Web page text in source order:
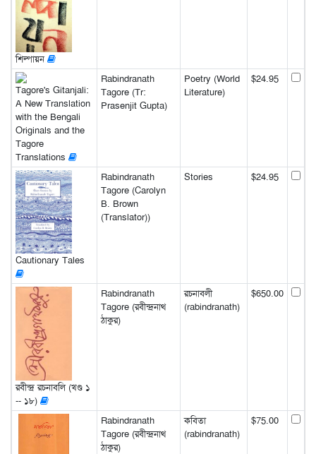
শিল্পায়ন
Tagore's Gitanjali:
A New Translation
with the Bengali
Originals and the
Tagore
Translations
Rabindranath
Tagore (Tr:
Prasenjit Gupta)
Poetry (World
Literature)
$24.95
Cautionary Tales
Rabindranath
Tagore (Carolyn
B. Brown
(Translator))
Stories $24.95
রবীন্দ্র রচনাবলি (খণ্ড ১
-- ১৮)
Rabindranath
Tagore (রবীন্দ্রনাথ
ঠাকুর)
রচনাবলী
(rabindranath)
$650.00
Rabindranath
Tagore (রবীন্দ্রনাথ
ঠাকুর)
কবিতা
(rabindranath)
$75.00